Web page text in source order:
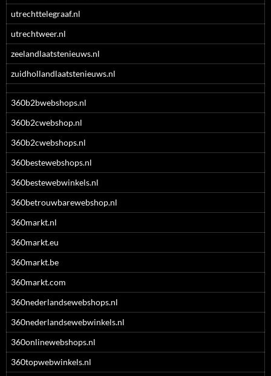
utrechttelegraaf.nl
utrechtweer.nl
zeelandlaatstenieuws.nl
zuidhollandlaatstenieuws.nl
360b2bwebshops.nl
360b2cwebshop.nl
360b2cwebshops.nl
360bestewebshops.nl
360bestewebwinkels.nl
360betrouwbarewebshop.nl
360markt.nl
360markt.eu
360markt.be
360markt.com
360nederlandsewebshops.nl
360nederlandsewebwinkels.nl
360onlinewebshops.nl
360topwebwinkels.nl